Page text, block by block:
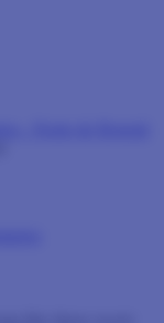
- Norte de Bogotá